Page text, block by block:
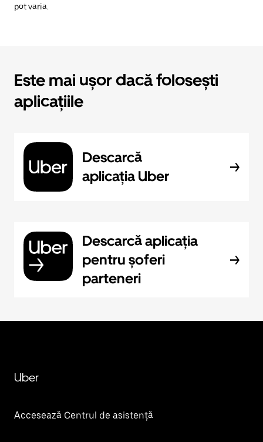
pot varia.
Este mai ușor dacă folosești
aplicațiile
Descarcă
aplicația Uber
Descarcă aplicația
pentru șoferi
parteneri
Uber
Accesează Centrul de asistență